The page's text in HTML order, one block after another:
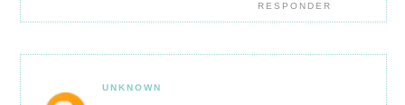
RESPONDER
UNKNOWN